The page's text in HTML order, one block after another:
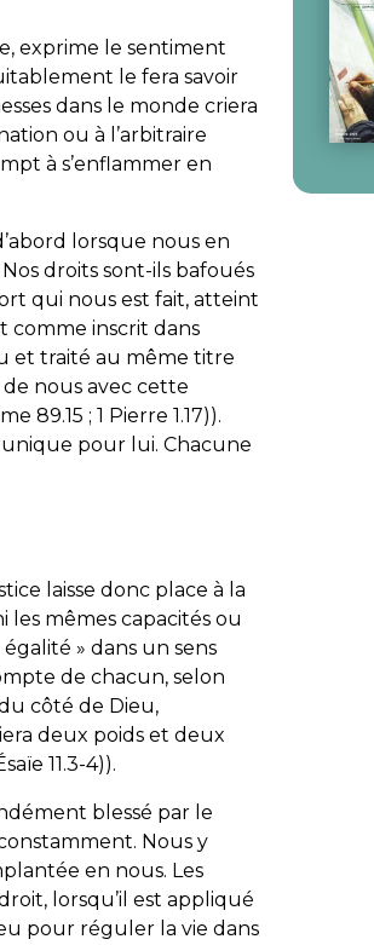
exprime le sentiment
le fera savoir
dans le monde criera
ou à l’arbitraire
à s’enflammer en
lorsque nous en
droits sont-ils bafoués
qui nous est fait, atteint
comme inscrit dans
et traité au même titre
de nous avec cette
89.15 ; 1 Pierre 1.17)).
pour lui. Chacune
laisse donc place à la
les mêmes capacités ou
égalité » dans un sens
de chacun, selon
côté de Dieu,
deux poids et deux
11.3-4)).
blessé par le
Nous y
en nous. Les
lorsqu’il est appliqué
pour réguler la vie dans